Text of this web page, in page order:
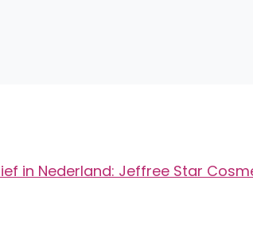
in Nederland: Jeffree Star